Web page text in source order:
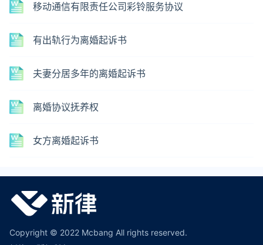
移动通信有限责任公司彩铃服务协议
有出轨行为离婚起诉书
夫妻分居多年的离婚起诉书
离婚协议抚养权
女方离婚起诉书
Copyright © 2022 Mcbang All rights reserved.